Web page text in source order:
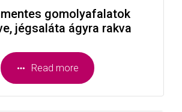
gomolyafalatok
jégsaláta ágyra rakva
Read more